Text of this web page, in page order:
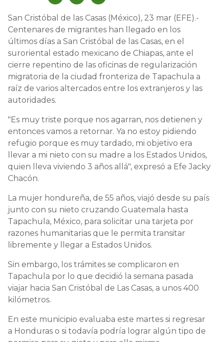
San Cristóbal de las Casas (México), 23 mar (EFE).-
Centenares de migrantes han llegado en los
últimos días a San Cristóbal de las Casas, en el
suroriental estado mexicano de Chiapas, ante el
cierre repentino de las oficinas de regularización
migratoria de la ciudad fronteriza de Tapachula a
raíz de varios altercados entre los extranjeros y las
autoridades.
"Es muy triste porque nos agarran, nos detienen y
entonces vamos a retornar. Ya no estoy pidiendo
refugio porque es muy tardado, mi objetivo era
llevar a mi nieto con su madre a los Estados Unidos,
quien lleva viviendo 3 años allá", expresó a Efe Jacky
Chacón.
La mujer hondureña, de 55 años, viajó desde su país
junto con su nieto cruzando Guatemala hasta
Tapachula, México, para solicitar una tarjeta por
razones humanitarias que le permita transitar
libremente y llegar a Estados Unidos.
Sin embargo, los trámites se complicaron en
Tapachula por lo que decidió la semana pasada
viajar hacia San Cristóbal de Las Casas, a unos 400
kilómetros.
En este municipio evaluaba este martes si regresar
a Honduras o si todavía podría lograr algún tipo de